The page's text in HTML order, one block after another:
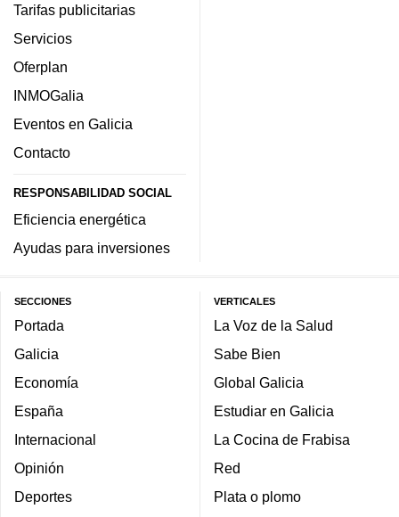
Tarifas publicitarias
Servicios
Oferplan
INMOGalia
Eventos en Galicia
Contacto
RESPONSABILIDAD SOCIAL
Eficiencia energética
Ayudas para inversiones
SECCIONES
Portada
Galicia
Economía
España
Internacional
Opinión
Deportes
VERTICALES
La Voz de la Salud
Sabe Bien
Global Galicia
Estudiar en Galicia
La Cocina de Frabisa
Red
Plata o plomo